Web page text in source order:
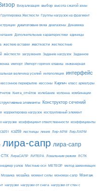
Визуализация выбор высота сжатой зоны
Группировка Жесткости Группы нагрузок на фрагмент
диалоговые окна диапазоны Динамика
Дополнительные характеристики единицы
жесткие вставки жесткости жесткостные
жёсткости загружения Задание нагрузок Заданное
импорт Импорт горячих клавиш инженерная
величина усилий интеполяция интерфейс
кессонное перекрытие кессоны Кирпич класс арматуры
Книга_отчётов колебание колонна комбинации
элементы Конструктор сечений
корректировка нагрузок коструктивный элемент
нагрузке коэффициент ответственности коэффициенты
КЭ259 лестницы линия Лир-АРМ Лир-ЛАРМ
лира-сапр лира-сапр
СТК ЛираСАПР ЛИТЕРА Локальным режим ЛСТК
узлов Местные оси МЕТЕОР метод заменяющих
Мозаика мозайка момент силы мономах-сапр Монтаж
нагрузки нагрузки от снега нагрузки от стен с